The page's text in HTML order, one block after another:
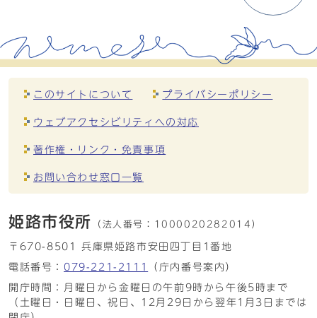
このサイトについて プライバシーポリシー
ウェブアクセシビリティへの対応
著作権・リンク・免責事項
お問い合わせ窓口一覧
姫路市役所 （法人番号： 1000020282014）
〒670-8501 兵庫県姫路市安田四丁目1番地
電話番号： 079-221-2111
（庁内番号案内）
開庁時間：月曜日から金曜日の午前9時から午後5時まで
（土曜日・日曜日、祝日、12月29日から翌年1月3日までは